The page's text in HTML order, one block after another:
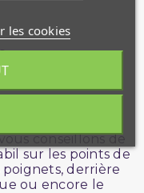
conseillons de
sur les points de
derrière
ou encore le
les cookies